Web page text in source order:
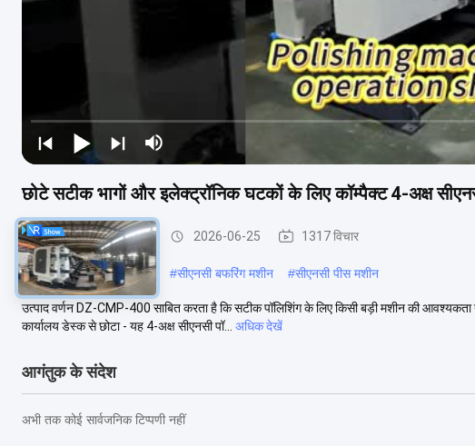
छोटे सटीक भागों और इलेक्ट्रॉनिक घटकों के लिए कॉम्पैक्ट 4-अक्ष
सीएनसी चमकाने की मशीन 2026-06-25 1317 विचार
#औद्योगिक धातु चमकाने मशीन #सीएनसी बफरिंग मशीन #सीएनसी पीस मशीन
उत्पाद वर्णन DZ-CMP-400 साबित करता है कि सटीक पॉलिशिंग के लिए किसी बड़ी मशीन की
कार्यालय डेस्क से छोटा - यह 4-अक्ष सीएनसी पॉ...
अधिक देखें
आगंतुक के संदेश
अभी तक कोई सार्वजनिक टिप्पणी नहीं